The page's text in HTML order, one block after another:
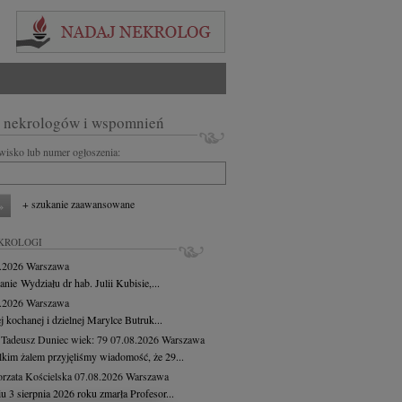
nekrologów i wspomnień
lub numer ogłoszenia:
+ szukanie zaawansowane
Warszawa
Wydziału dr hab. Julii Kubisie,...
Warszawa
kochanej i dzielnej Marylce Butruk...
Duniecwiek: 7907.08.2026Warszawa
żalem przyjęliśmy wiadomość, że 29...
Kościelska07.08.2026Warszawa
3 sierpnia 2026 roku zmarła Profesor...